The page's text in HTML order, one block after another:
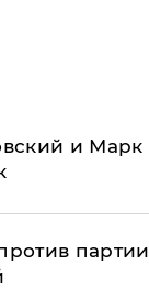
и Марк
партии